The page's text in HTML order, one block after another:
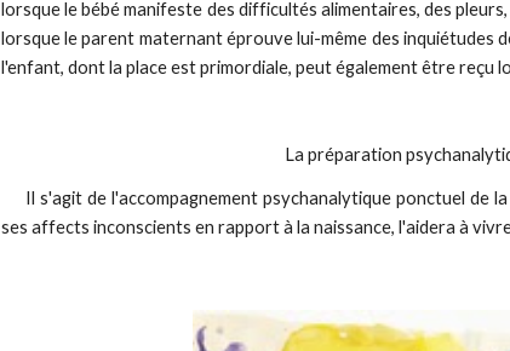
lorsque le bébé manifeste des difficultés alimentaires, des
lorsque le parent maternant éprouve lui-même des inquiétudes
l'enfant, dont la place est primordiale, peut également être reçu
La préparation
Il s'agit de l'accompagnement psychanalytique ponctuel de
ses affects inconscients en rapport à la naissance, l'aidera à